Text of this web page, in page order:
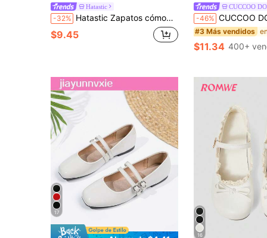
Hatastic
-32% Hatastic Zapatos cómodos de suela blanda con lazo lindo, versátiles y a la moda para la vuelta a la escuela 2026
$9.45
CUCCOO
-46% CUCCOO DOLLMOD Bailarinas para mujer, bailarinas de punta
#3 Más vendidos
$11.34 400+
17
16